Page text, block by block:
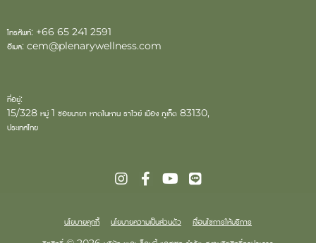
โทรศัพท์: +66 65 241 2591
อีเมล: cem@plenarywellness.com
ที่อยู่:
15/328 หมู่ 1 ซอยนายา หาดในหาน ราไวย์ เมือง ภูเก็ต 83130,
ประเทศไทย
นโยบายคุกกี้ นโยบายความเป็นส่วนตัว
เงื่อนไขการให้บริการ